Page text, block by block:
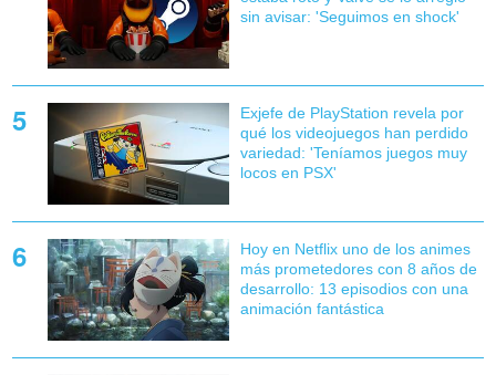
sin avisar: 'Seguimos en shock'
Exjefe de PlayStation revela por
qué los videojuegos han perdido
variedad: 'Teníamos juegos muy
locos en PSX'
Hoy en Netflix uno de los animes
más prometedores con 8 años de
desarrollo: 13 episodios con una
animación fantástica